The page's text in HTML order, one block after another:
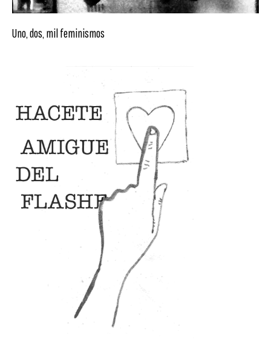
Uno, dos, mil feminismos